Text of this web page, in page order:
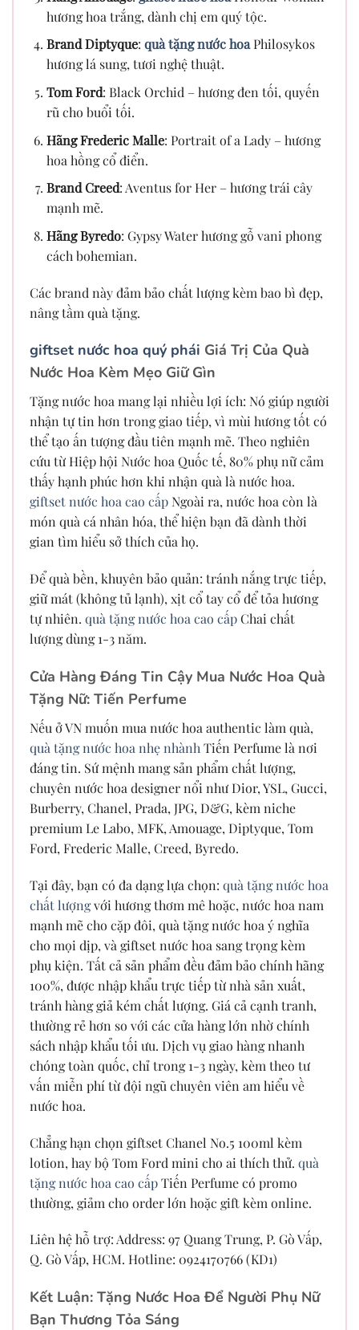
hương hoa trắng, dành chị em quý tộc.
Brand Diptyque: quà tặng nước hoaPhilosykos
hương lá sung, tươi nghệ thuật.
Tom Ford: Black Orchid – hương đen tối, quyến
rũ cho buổi tối.
Hãng Frederic Malle: Portrait of a Lady – hương
hoa hồng cổ điển.
Brand Creed: Aventus for Her – hương trái cây
mạnh mẽ.
Hãng Byredo: Gypsy Water hương gỗ vani phong
cách bohemian.
Các brand này đảm bảo chất lượng kèm bao bì đẹp,
nâng tầm quà tặng.
giftset nước hoa quý phái Giá Trị Của Quà
Nước Hoa Kèm Mẹo Giữ Gìn
Tặng nước hoa mang lại nhiều lợi ích: Nó giúp người
nhận tự tin hơn trong giao tiếp, vì mùi hương tốt có
thể tạo ấn tượng đầu tiên mạnh mẽ. Theo nghiên
cứu từ Hiệp hội Nước hoa Quốc tế, 80% phụ nữ cảm
thấy hạnh phúc hơn khi nhận quà là nước hoa.
giftset nước hoa cao cấpNgoài ra, nước hoa còn là
món quà cá nhân hóa, thể hiện bạn đã dành thời
gian tìm hiểu sở thích của họ.
Để quà bền, khuyên bảo quản: tránh nắng trực tiếp,
giữ mát (không tủ lạnh), xịt cổ tay cổ để tỏa hương
tự nhiên. quà tặng nước hoa cao cấpChai chất
lượng dùng 1-3 năm.
Cửa Hàng Đáng Tin Cậy Mua Nước Hoa Quà
Tặng Nữ: Tiến Perfume
Nếu ở VN muốn mua nước hoa authentic làm quà,
quà tặng nước hoa nhẹ nhành Tiến Perfume là nơi
đáng tin. Sứ mệnh mang sản phẩm chất lượng,
chuyên nước hoa designer nổi như Dior, YSL, Gucci,
Burberry, Chanel, Prada, JPG, D&G, kèm niche
premium Le Labo, MFK, Amouage, Diptyque, Tom
Ford, Frederic Malle, Creed, Byredo.
Tại đây, bạn có đa dạng lựa chọn: quà tặng nước hoa
chất lượngvới hương thơm mê hoặc, nước hoa nam
mạnh mẽ cho cặp đôi, quà tặng nước hoa ý nghĩa
cho mọi dịp, và giftset nước hoa sang trọng kèm
phụ kiện. Tất cả sản phẩm đều đảm bảo chính hãng
100%, được nhập khẩu trực tiếp từ nhà sản xuất,
tránh hàng giả kém chất lượng. Giá cả cạnh tranh,
thường rẻ hơn so với các cửa hàng lớn nhờ chính
sách nhập khẩu tối ưu. Dịch vụ giao hàng nhanh
chóng toàn quốc, chỉ trong 1-3 ngày, kèm theo tư
vấn miễn phí từ đội ngũ chuyên viên am hiểu về
nước hoa.
Chẳng hạn chọn giftset Chanel No.5 100ml kèm
lotion, hay bộ Tom Ford mini cho ai thích thử. quà
tặng nước hoa cao cấpTiến Perfume có promo
thường, giảm cho order lớn hoặc gift kèm online.
Liên hệ hỗ trợ: Address: 97 Quang Trung, P. Gò Vấp,
Q. Gò Vấp, HCM. Hotline: 0924170766 (KD1)
Kết Luận: Tặng Nước Hoa Để Người Phụ Nữ
Bạn Thương Tỏa Sáng